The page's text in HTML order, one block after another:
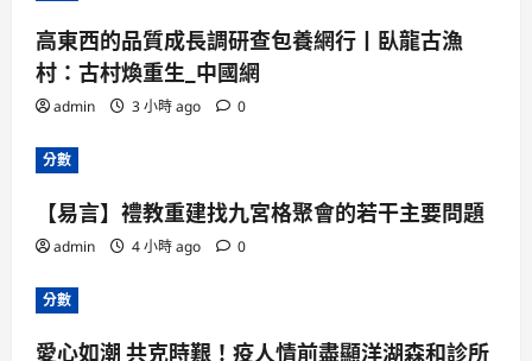
高東西的品質成長調研查包養網行丨臥龍古漁
村：古村煥重生_中國網
admin 3 小時 ago 0
分數
【易言】禮教重建找九宮格聚會的若干主要問題
admin 4 小時 ago 0
分數
愛心如潮 共克時艱！疫人情前盡顯洋湖森和診所